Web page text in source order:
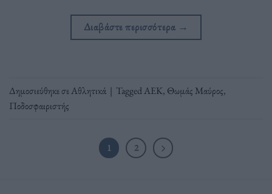
Διαβάστε περισσότερα →
Δημοσιεύθηκε σεΑθλητικά | TaggedΑΕΚ, Θωμάς Μαύρος,
Ποδοσφαιριστής
1 2